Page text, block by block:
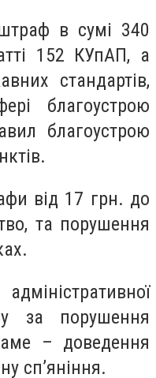
в сумі 340
152 КУпАП, а
стандартів,
благоустрою
благоустрою
від 17 грн. до
та порушення
за порушення
– доведення
сп’яніння.